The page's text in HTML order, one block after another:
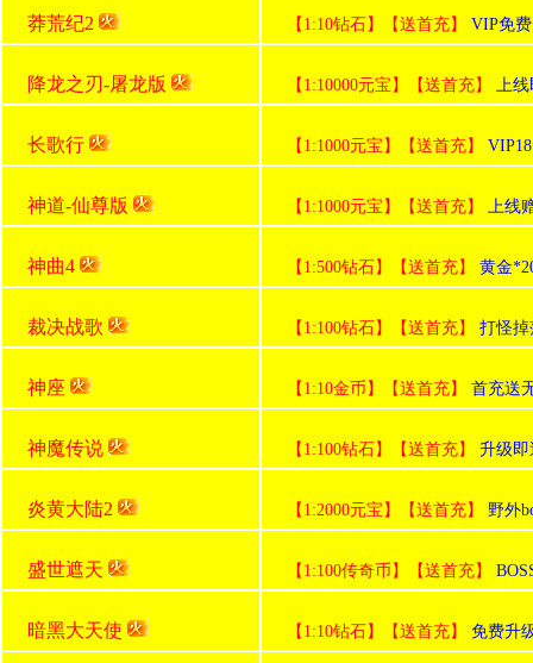
莽荒纪2 【1:10钻石】【送首充】 VIP免
降龙之刃-屠龙版 【1:10000元宝】【送首充】 上线
长歌行 【1:1000元宝】【送首充】
神道-仙尊版 【1:1000元宝】【送首充】 上线
神曲4 【1:500钻石】【送首充】 黄金
裁决战歌 【1:100钻石】【送首充】 打怪
神座 【1:10金币】【送首充】 首充送
神魔传说 【1:100钻石】【送首充】 升级即
炎黄大陆2 【1:2000元宝】【送首充】 野外
盛世遮天 【1:100传奇币】【送首充】
暗黑大天使 【1:10钻石】【送首充】 免费升